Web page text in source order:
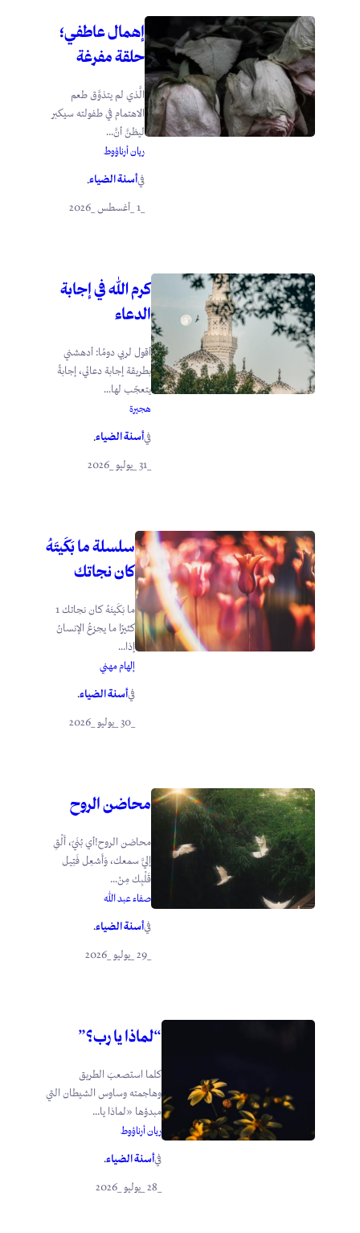
إهمال عاطفي؛
حلقة مفرغة
الَّذي لم يتذوَّق طعم
الاهتمام في طفولته سيكبر
ليظنَّ أنَّ...
ريان أرناؤوط
فيأسنة الضياء.
_1 _أغسطس _2026
كرم الله في إجابة
الدعاء
أقول لربي دومًا: أدهشني
بطريقة إجابة دعائي، إجابةً
يتعجّب لها...
هجيرة
فيأسنة الضياء.
سلسلة ما بَكَيتَهُ
كان نجاتك
ما بَكَيتَهُ كان نجاتك 1
كثيرًا ما يجزعُ الإنسانُ
إذا...
إلهام مهني
فيأسنة الضياء.
محاضن الروح
محاضن الروح!أي بُنَيّ، أَلْقِ
إليَّ سمعك، وَأَشعِل فَتِيل
قَلْبِك مِنْ...
صفاء عبد الله
فيأسنة الضياء.
“لماذا يا رب؟”
كلما استصعبَ الطريق
وهاجمته وساوس الشيطان التي
مبدؤها «لماذا يا...
ريان أرناؤوط
فيأسنة الضياء.